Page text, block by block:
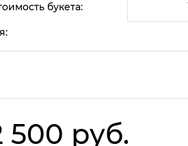
букета:
500 руб.